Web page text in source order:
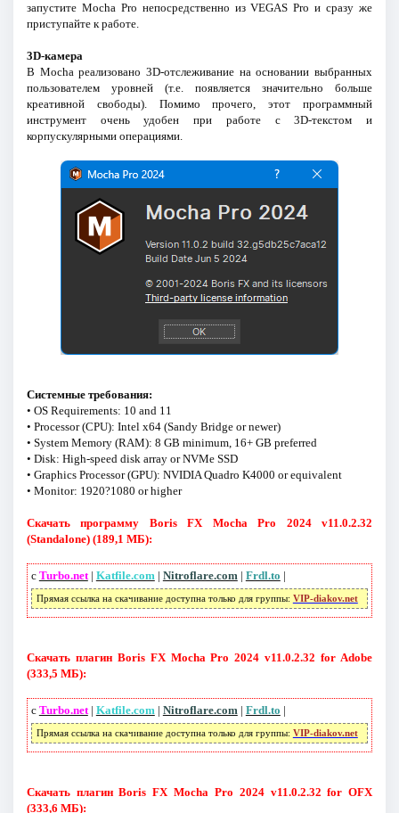
запустите Mocha Pro непосредственно из VEGAS Pro и сразу же
приступайте к работе.
3D-камера
В Mocha реализовано 3D-отслеживание на основании выбранных
пользователем уровней (т.е. появляется значительно больше
креативной свободы). Помимо прочего, этот программный
инструмент очень удобен при работе с 3D-текстом и
корпускулярными операциями.
Системные требования:
• OS Requirements: 10 and 11
• Processor (CPU): Intel x64 (Sandy Bridge or newer)
• System Memory (RAM): 8 GB minimum, 16+ GB preferred
• Disk: High-speed disk array or NVMe SSD
• Graphics Processor (GPU): NVIDIA Quadro K4000 or equivalent
• Monitor: 1920?1080 or higher
Скачать программу Boris FX Mocha Pro 2024 v11.0.2.32
(Standalone) (189,1 МБ):
с Turbo.net| Katfile.com| Nitroflare.com| Frdl.to |
Прямая ссылка на скачивание доступна только для группы: VIP-diakov.net
Скачать плагин Boris FX Mocha Pro 2024 v11.0.2.32 for Adobe
(333,5 МБ):
с Turbo.net| Katfile.com| Nitroflare.com| Frdl.to |
Прямая ссылка на скачивание доступна только для группы: VIP-diakov.net
Скачать плагин Boris FX Mocha Pro 2024 v11.0.2.32 for OFX
(333,6 МБ):